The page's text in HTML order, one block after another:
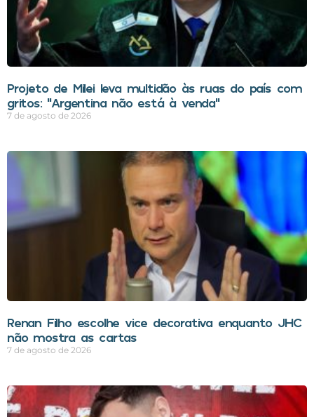
Projeto de Milei leva multidão às ruas do país com
gritos: “Argentina não está à venda”
7 de agosto de 2026
Renan Filho escolhe vice decorativa enquanto JHC
não mostra as cartas
7 de agosto de 2026